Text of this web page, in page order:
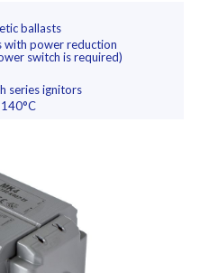
ballasts
with power reduction
switch is required)
series ignitors